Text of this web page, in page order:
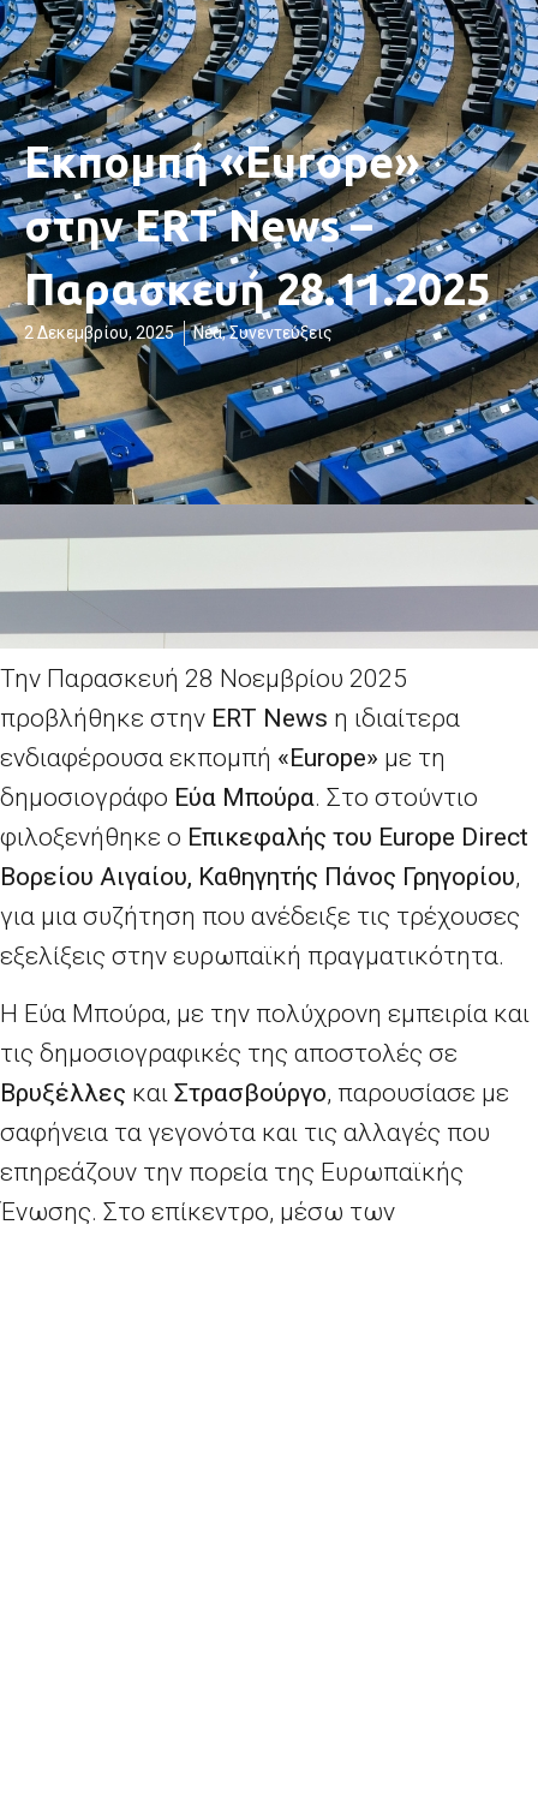
Εκπομπή «Europe»
στην ERT News –
Παρασκευή 28.11.2025
2 Δεκεμβρίου, 2025 Νέα,Συνεντεύξεις
Την Παρασκευή 28 Νοεμβρίου 2025
προβλήθηκε στην ERT News η ιδιαίτερα
ενδιαφέρουσα εκπομπή «Europe» με τη
δημοσιογράφο Εύα Μπούρα. Στο στούντιο
φιλοξενήθηκε ο Επικεφαλής του Europe Direct
Βορείου Αιγαίου, Καθηγητής Πάνος Γρηγορίου,
για μια συζήτηση που ανέδειξε τις τρέχουσες
εξελίξεις στην ευρωπαϊκή πραγματικότητα.
Η Εύα Μπούρα, με την πολύχρονη εμπειρία και
τις δημοσιογραφικές της αποστολές σε
Βρυξέλλες και Στρασβούργο, παρουσίασε με
σαφήνεια τα γεγονότα και τις αλλαγές που
επηρεάζουν την πορεία της Ευρωπαϊκής
Ένωσης. Στο επίκεντρο, μέσω των